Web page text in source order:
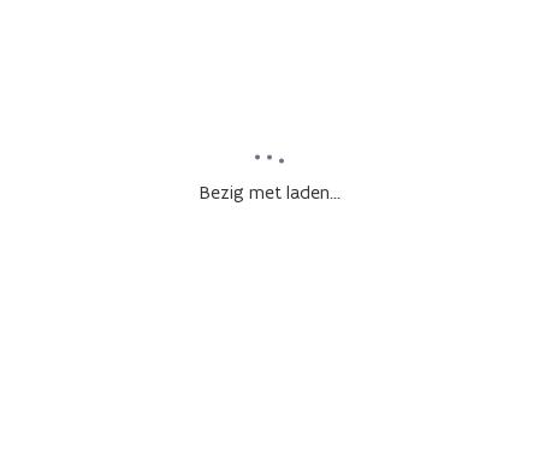
Bezig met laden...